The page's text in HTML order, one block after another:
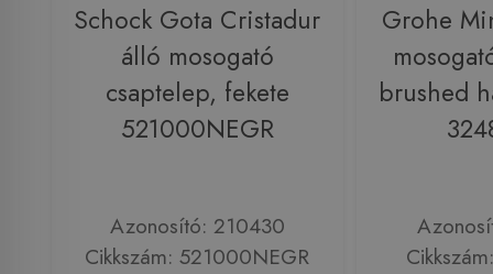
Schock Gota Cristadur
álló mosogató
csaptelep, fekete
521000NEGR
Azonosító: 210430
Cikkszám: 521000NEGR
Grohe
brushed